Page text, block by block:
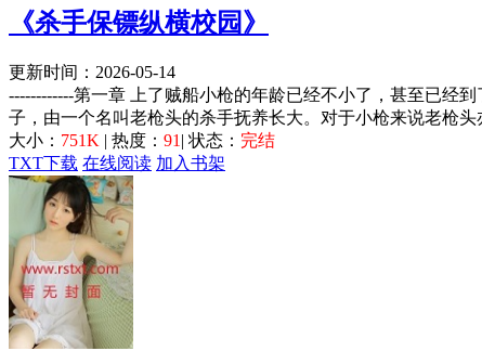
《杀手保镖纵横校园》
更新时间：2026-05-14
------------第一章 上了贼船小枪的年龄已经不小了，甚至已经
子，由一个名叫老枪头的杀手抚养长大。对于小枪来说老枪
大小： 751K | 热度： 91 | 状态： 完结
TXT下载 在线阅读 加入书架